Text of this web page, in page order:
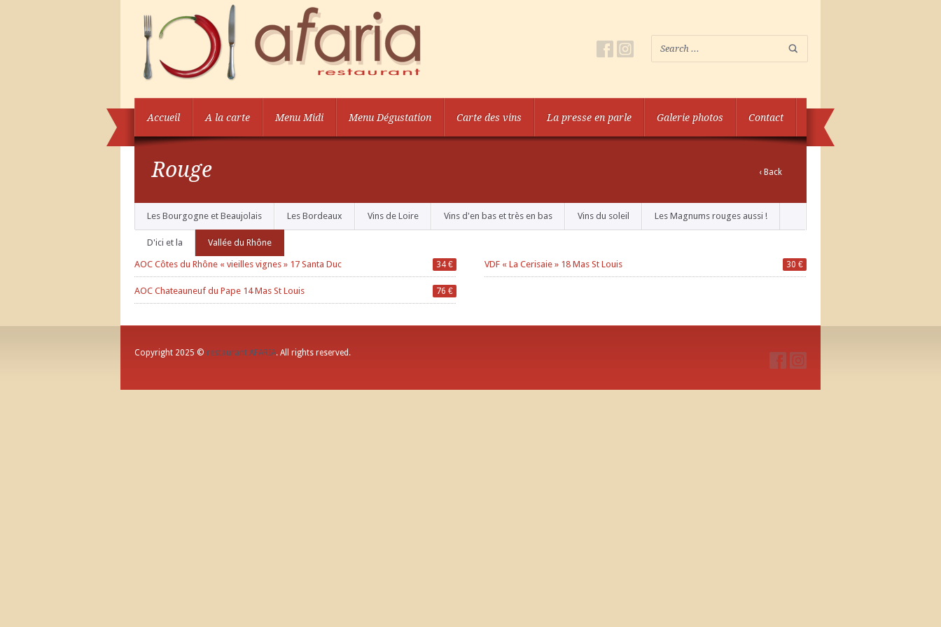
Accueil A la carte Menu Midi Menu Dégustation Carte des vins La presse en parle Galerie photos Contact
Rouge ‹ Back
Les Bourgogne et Beaujolais Les Bordeaux Vins de Loire Vins d'en bas et très en bas Vins du soleil Les Magnums rouges aussi !
D'ici et la Vallée du Rhône
34 €
AOC Côtes du Rhône « vieilles vignes » 17 Santa Duc 30 €
VDF « La Cerisaie » 18 Mas St Louis
76 €
AOC Chateauneuf du Pape 14 Mas St Louis
Copyright 2025 © restaurant AFARIA. All rights reserved.